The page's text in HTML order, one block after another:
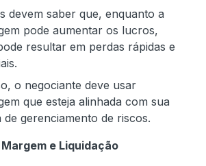
devem saber que, enquanto a
pode aumentar os lucros,
resultar em perdas rápidas e
o negociante deve usar
que esteja alinhada com sua
de gerenciamento de riscos.
e Liquidação